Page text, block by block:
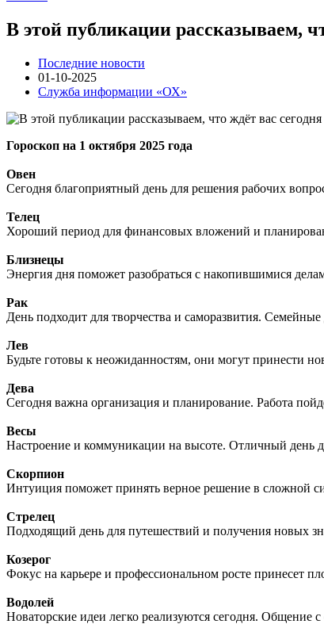
В этой публикации рассказываем,
Последние новости
01-10-2025
Служба информации «ОХ»
Гороскоп на 1 октября 2025 года
Овен
Сегодня благоприятный день для решения рабочих
Телец
Хороший период для финансовых вложений и
Близнецы
Энергия дня поможет разобраться с накопившимися
Рак
День подходит для творчества и саморазвития.
Лев
Будьте готовы к неожиданностям, они могут принести
Дева
Сегодня важна организация и планирование. Работа
Весы
Настроение и коммуникации на высоте. Отличный день
Скорпион
Интуиция поможет принять верное решение в сложной
Стрелец
Подходящий день для путешествий и получения новых
Козерог
Фокус на карьере и профессиональном росте принесет
Водолей
Новаторские идеи легко реализуются сегодня.